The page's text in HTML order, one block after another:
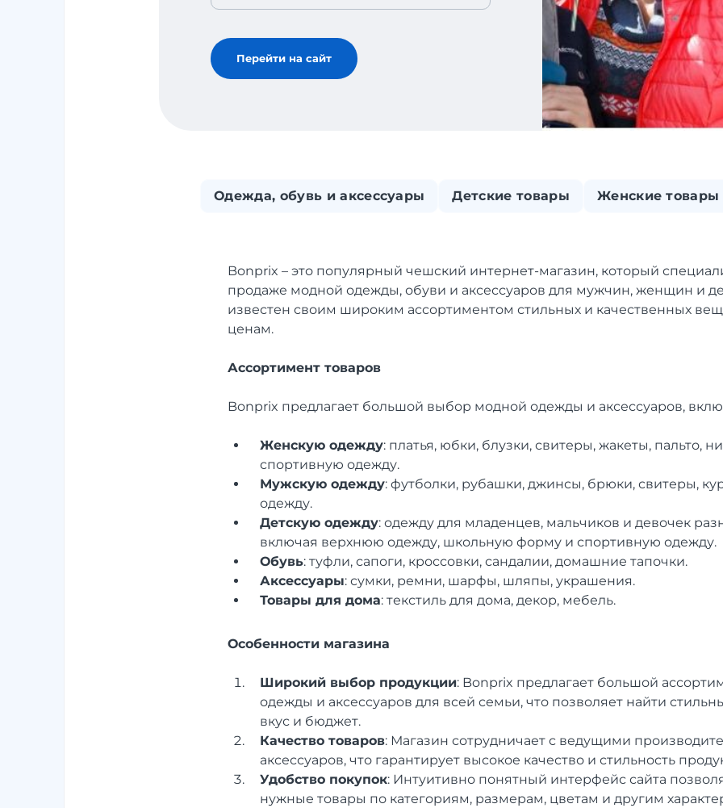
Перейти на сайт
Одежда, обувь и аксессуары Детские товары Женские товары
Bonprix – это популярный чешский интернет-магазин, который
продаже модной одежды, обуви и аксессуаров для мужчин, женщин и
известен своим широким ассортиментом стильных и качественных
ценам.
Ассортимент товаров
Bonprix предлагает большой выбор модной одежды и аксессуаров,
Женскую одежду: платья, юбки, блузки, свитеры, жакеты, пальто,
спортивную одежду.
Мужскую одежду: футболки, рубашки, джинсы, брюки, свитеры,
одежду.
Детскую одежду: одежду для младенцев, мальчиков и девочек
включая верхнюю одежду, школьную форму и спортивную одежду.
Обувь: туфли, сапоги, кроссовки, сандалии, домашние тапочки.
Аксессуары: сумки, ремни, шарфы, шляпы, украшения.
Товары для дома: текстиль для дома, декор, мебель.
Особенности магазина
Широкий выбор продукции: Bonprix предлагает большой
одежды и аксессуаров для всей семьи, что позволяет найти
вкус и бюджет.
Качество товаров: Магазин сотрудничает с ведущими
аксессуаров, что гарантирует высокое качество и стильность
Удобство покупок: Интуитивно понятный интерфейс сайта
нужные товары по категориям, размерам, цветам и другим